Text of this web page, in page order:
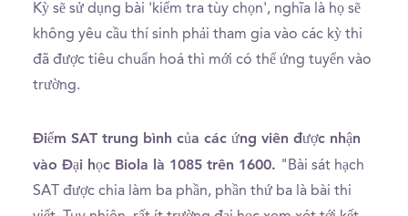
Kỳ sẽ sử dụng bài 'kiểm tra tùy chọn', nghĩa là họ sẽ
không yêu cầu thí sinh phải tham gia vào các kỳ thi
đã được tiêu chuẩn hoá thì mới có thể ứng tuyển vào
trường.
Điểm SAT trung bình của các ứng viên được nhận
vào Đại học Biola là 1085 trên 1600. "Bài sát hạch
SAT được chia làm ba phần, phần thứ ba là bài thi